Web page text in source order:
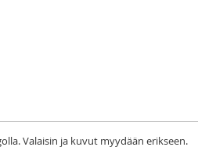
Valaisin ja kuvut myydään erikseen.